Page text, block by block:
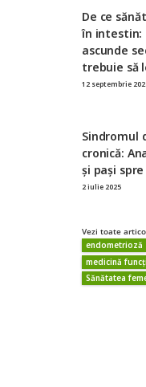
De ce
în intestin:
ascunde
trebuie să
12 septembrie
Sindromul
cronică:
și pași
2 iulie 2025
Vezi toate
endometrioză
medicină
Sănătatea